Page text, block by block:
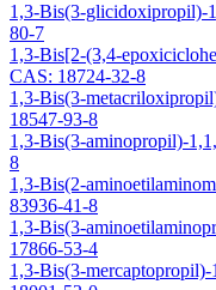
1,3-Bis(3-glicidoxipropil)-
80-7
1,3-Bis[2-(3,4-
CAS: 18724-32-8
1,3-Bis(3-
18547-93-8
1,3-Bis(3-aminopropil)-
8
1,3-Bis(2-
83936-41-8
1,3-Bis(3-
17866-53-4
1,3-Bis(3-